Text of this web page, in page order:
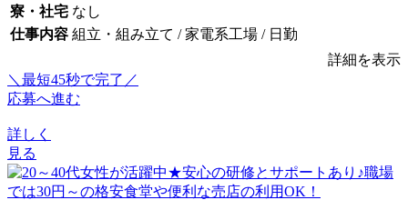
寮・社宅 なし
仕事内容 組立・組み立て / 家電系工場 / 日勤
詳細を表示
＼最短45秒で完了／
応募へ進む
詳しく
見る